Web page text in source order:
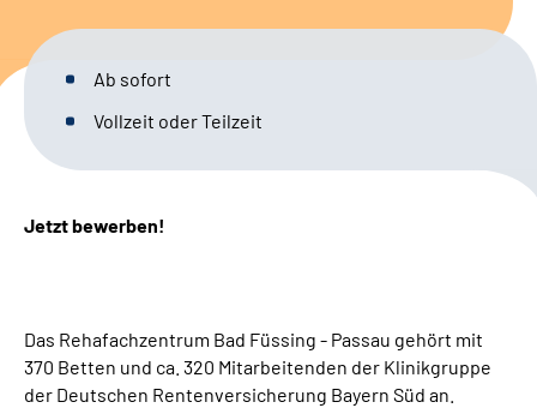
Karriere
Patienten-Log-in
Suche
Ab sofort
Vollzeit oder Teilzeit
Jetzt bewerben!
Das Rehafachzentrum Bad Füssing - Passau gehört mit
370 Betten und ca. 320 Mitarbeitenden der Klinikgruppe
der Deutschen Rentenversicherung Bayern Süd an.